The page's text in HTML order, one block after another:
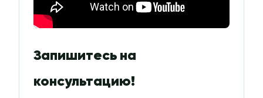
Запишитесь на
консультацию!